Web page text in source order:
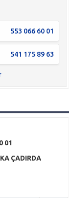
553 066 60 01
541 175 89 63
01
ÇADIRDA